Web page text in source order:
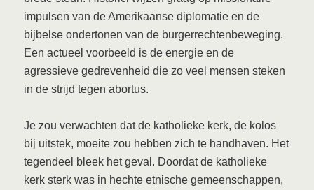
impulsen van de Amerikaanse diplomatie en de
bijbelse ondertonen van de burgerrechtenbeweging.
Een actueel voorbeeld is de energie en de
agressieve gedrevenheid die zo veel mensen steken
in de strijd tegen abortus.
Je zou verwachten dat de katholieke kerk, de kolos
bij uitstek, moeite zou hebben zich te handhaven. Het
tegendeel bleek het geval. Doordat de katholieke
kerk sterk was in hechte etnische gemeenschappen,